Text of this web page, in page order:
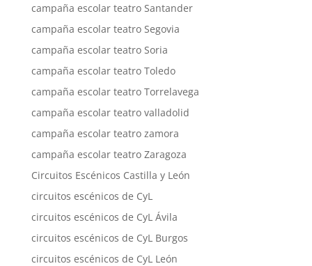
campaña escolar teatro Santander
campaña escolar teatro Segovia
campaña escolar teatro Soria
campaña escolar teatro Toledo
campaña escolar teatro Torrelavega
campaña escolar teatro valladolid
campaña escolar teatro zamora
campaña escolar teatro Zaragoza
Circuitos Escénicos Castilla y León
circuitos escénicos de CyL
circuitos escénicos de CyL Ávila
circuitos escénicos de CyL Burgos
circuitos escénicos de CyL León